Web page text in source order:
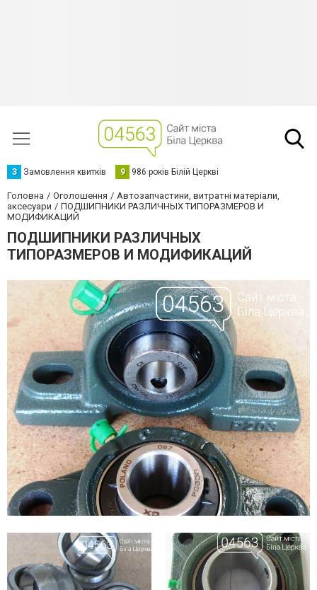
З Замовлення квитків 9 986 років Білій Церкві
Головна Оголошення
Автозапчастини, витратні матеріали,
аксесуари
ПОДШИПНИКИ РАЗЛИЧНЫХ ТИПОРАЗМЕРОВ И
МОДИФИКАЦИЙ
ПОДШИПНИКИ РАЗЛИЧНЫХ
ТИПОРАЗМЕРОВ И МОДИФИКАЦИЙ